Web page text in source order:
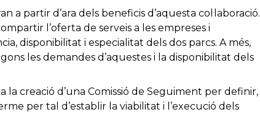
a partir d’ara dels beneficis d’aquesta col·laboració.
l’oferta de serveis a les empreses i
disponibilitat i especialitat dels dos parcs. A més,
les demandes d’aquestes i la disponibilitat dels
la creació d’una Comissió de Seguiment per definir,
per tal d’establir la viabilitat i l’execució dels